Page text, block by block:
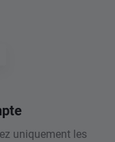
uniquement les